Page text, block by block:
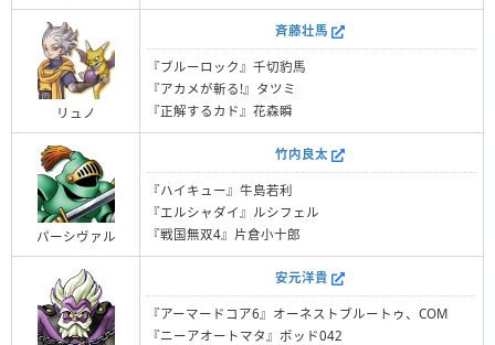
リュノ
斉藤壮馬
『ブルーロック』千切豹馬
『アカメが斬る!』タツミ
『正解するカド』花森瞬
パーシヴァル
竹内良太
『ハイキュー』牛島若利
『エルシャダイ』ルシフェル
『戦国無双4』片倉小十郎
安元洋貴
『アーマードコア6』オーネストブルートゥ、COM
『ニーアオートマタ』ポッド042